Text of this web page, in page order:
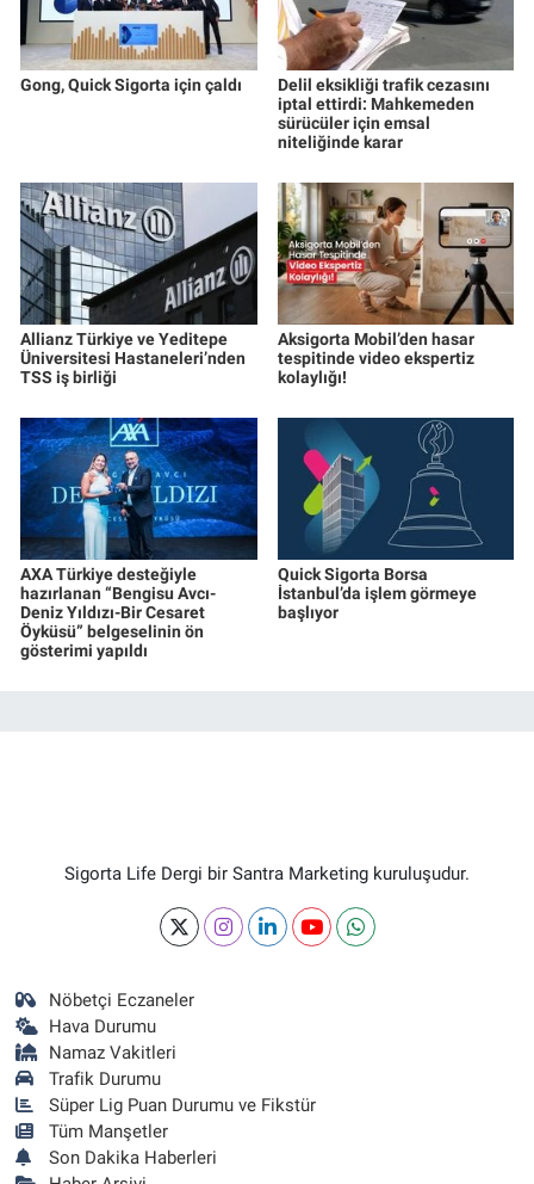
Gong, Quick Sigorta için çaldı
Delil eksikliği trafik cezasını
iptal ettirdi: Mahkemeden
sürücüler için emsal
niteliğinde karar
Allianz Türkiye ve Yeditepe
Üniversitesi Hastaneleri’nden
TSS iş birliği
Aksigorta Mobil’den hasar
tespitinde video ekspertiz
kolaylığı!
AXA Türkiye desteğiyle
hazırlanan “Bengisu Avcı-
Deniz Yıldızı-Bir Cesaret
Öyküsü” belgeselinin ön
gösterimi yapıldı
Quick Sigorta Borsa
İstanbul’da işlem görmeye
başlıyor
Sigorta Life Dergi bir Santra Marketing kuruluşudur.
Nöbetçi Eczaneler
Hava Durumu
Namaz Vakitleri
Trafik Durumu
Süper Lig Puan Durumu ve Fikstür
Tüm Manşetler
Son Dakika Haberleri